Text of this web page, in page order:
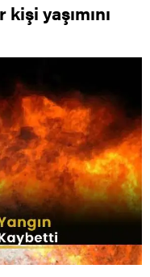
yaşımını